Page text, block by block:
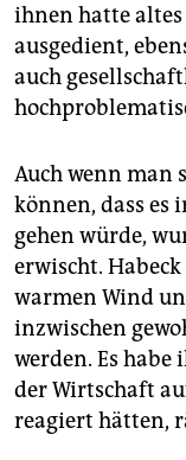
ihnen hatte
ausgedient,
auch
Auch wenn man
können, dass es
gehen würde,
erwischt.
warmen Wind
inzwischen
werden. Es habe
der Wirtschaft
reagiert hätten,